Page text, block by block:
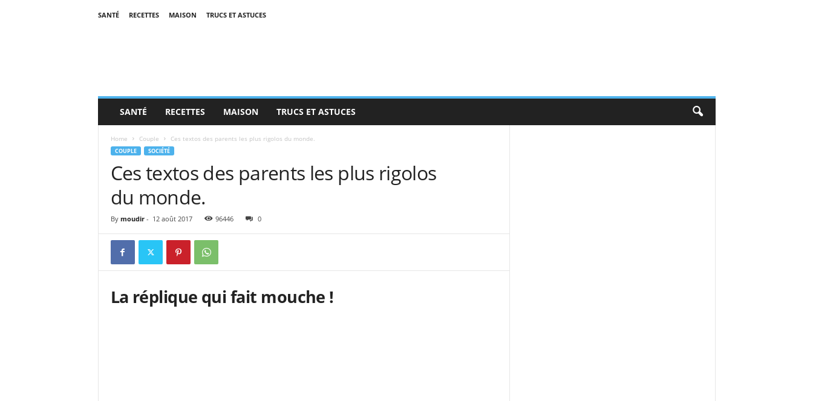
SANTÉ RECETTES MAISON TRUCS ET ASTUCES
SANTÉ RECETTES MAISON TRUCS ET ASTUCES
Home Couple Ces textos des parents les plus rigolos du monde.
COUPLE SOCIÉTÉ
Ces textos des parents les plus rigolos
du monde.
By moudir- 12 août 2017 96446 0
La réplique qui fait mouche !